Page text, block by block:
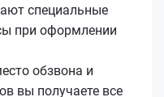
специальные
при оформлении
обзвона и
вы получаете все